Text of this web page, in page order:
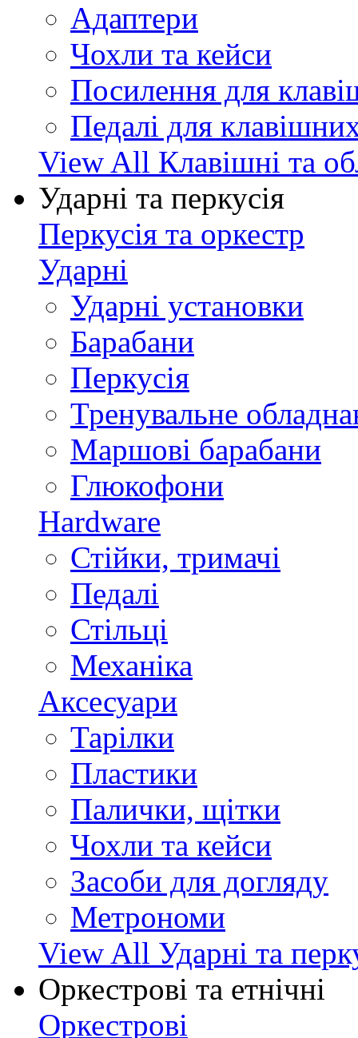
Адаптери
Чохли та кейси
Посилення для
Педалі для
View All Клавішні та
Ударні та перкусія
Перкусія та оркестр
Ударні
Ударні установки
Барабани
Перкусія
Тренувальне
Маршові барабани
Глюкофони
Hardware
Стійки, тримачі
Педалі
Стільці
Механіка
Аксесуари
Тарілки
Пластики
Палички, щітки
Чохли та кейси
Засоби для догляду
Метрономи
View All Ударні та
Оркестрові та етнічні
Оркестрові